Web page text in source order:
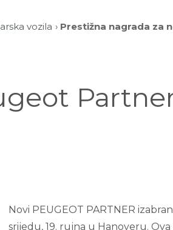
vozila Prestižna nagrada za
Novi PEUGEOT PARTNER
srijedu, 19. rujna u Hanoveru.